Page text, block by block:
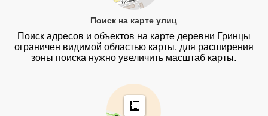
Поиск на карте улиц
Поиск адресов и объектов на карте деревни Гринцы
ограничен видимой областью карты, для расширения
зоны поиска нужно увеличить масштаб карты.